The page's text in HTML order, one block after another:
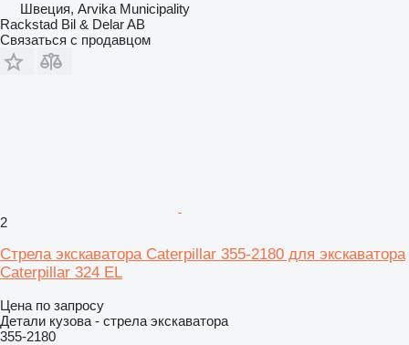
Швеция, Arvika Municipality
Rackstad Bil & Delar AB
Связаться с продавцом
2
Стрела экскаватора Caterpillar 355-2180 для экскаватора
Caterpillar 324 EL
Цена по запросу
Детали кузова - стрела экскаватора
355-2180